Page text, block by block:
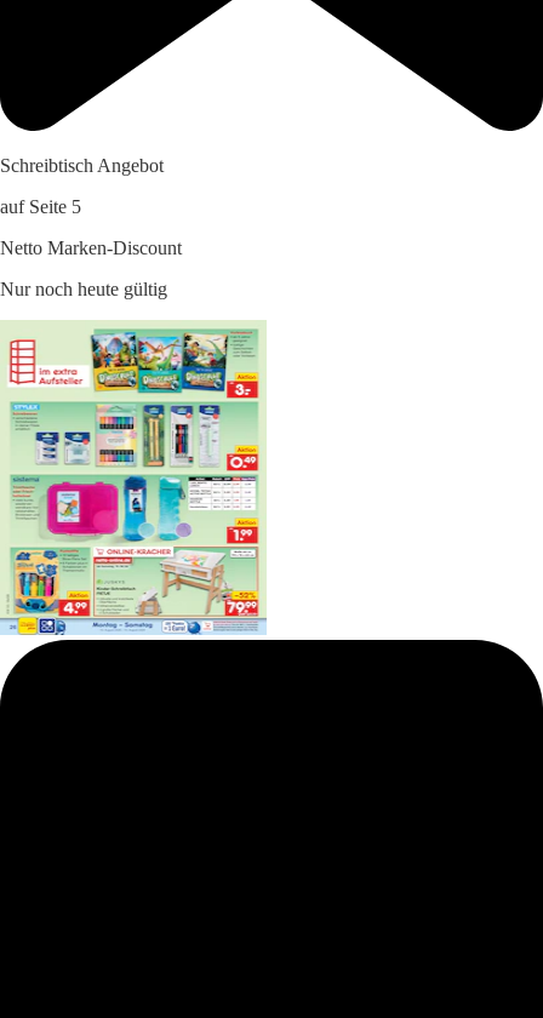
Schreibtisch Angebot
auf Seite 5
Netto Marken-Discount
Nur noch heute gültig